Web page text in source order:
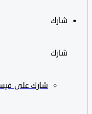
شارك
شارك على فيسبوك